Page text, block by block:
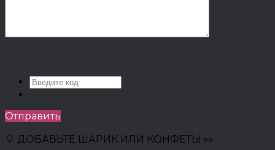
Отправить
🎈 ДОБАВЬТЕ ШАРИК ИЛИ КОНФЕТЫ 🍬